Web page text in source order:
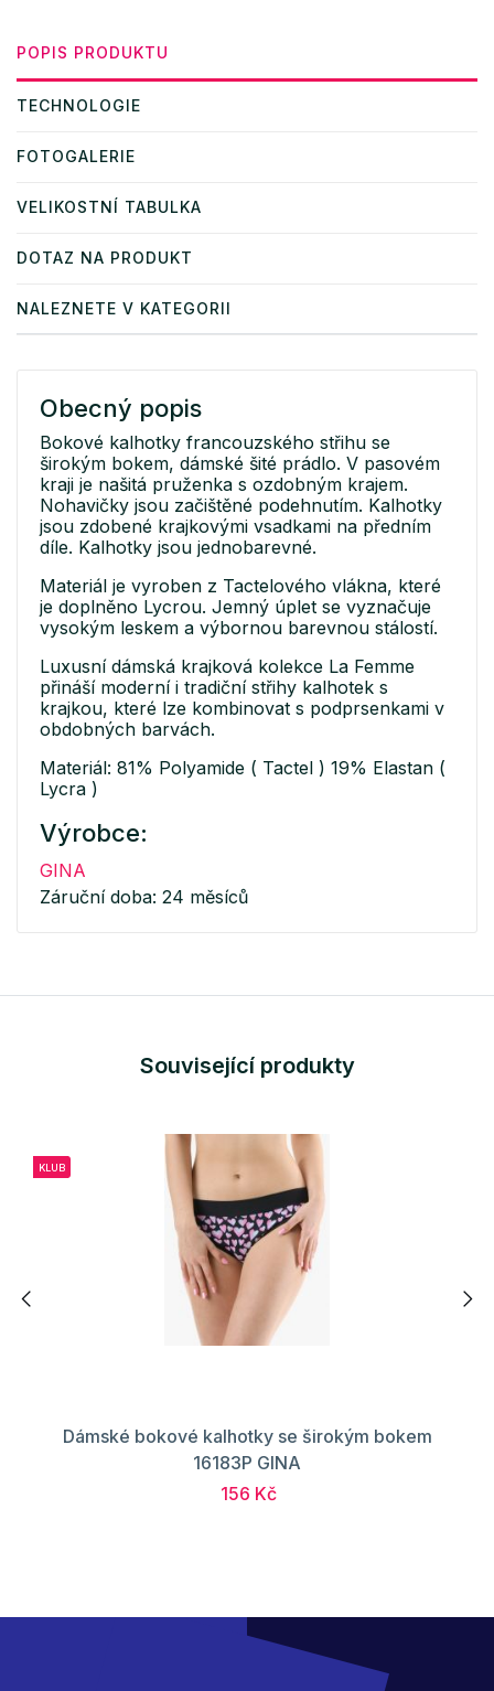
POPIS PRODUKTU
TECHNOLOGIE
FOTOGALERIE
VELIKOSTNÍ TABULKA
DOTAZ NA PRODUKT
NALEZNETE V KATEGORII
Obecný popis
Bokové kalhotky francouzského střihu se
širokým bokem, dámské šité prádlo. V pasovém
kraji je našitá pruženka s ozdobným krajem.
Nohavičky jsou začištěné podehnutím. Kalhotky
jsou zdobené krajkovými vsadkami na předním
díle. Kalhotky jsou jednobarevné.
Materiál je vyroben z Tactelového vlákna, které
je doplněno Lycrou. Jemný úplet se vyznačuje
vysokým leskem a výbornou barevnou stálostí.
Luxusní dámská krajková kolekce La Femme
přináší moderní i tradiční střihy kalhotek s
krajkou, které lze kombinovat s podprsenkami v
obdobných barvách.
Materiál: 81% Polyamide ( Tactel ) 19% Elastan (
Lycra )
Výrobce:
GINA
Záruční doba: 24 měsíců
Související produkty
KLUB
Dámské bokové kalhotky se širokým bokem
16183P GINA
156 Kč